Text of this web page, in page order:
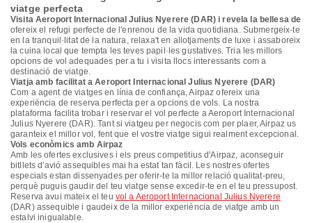
viatge perfecta
Visita Aeroport Internacional Julius Nyerere (DAR) i revela la bellesa de
ofereix el refugi perfecte de l'enrenou de la vida quotidiana. Submergeix-te
en la tranquil·litat de la natura, relaxa't en allotjaments de luxe i assaboreix
la cuina local que tempta les teves papil·les gustatives. Tria les millors
opcions de vol adequades per a tu i visita llocs interessants com a
destinació de viatge.
Viatja amb facilitat a Aeroport Internacional Julius Nyerere (DAR)
Com a agent de viatges en línia de confiança, Airpaz ofereix una
experiència de reserva perfecta per a opcions de vols. La nostra
plataforma facilita trobar i reservar el vol perfecte a Aeroport Internacional
Julius Nyerere (DAR). Tant si viatgeu per negocis com per plaer, Airpaz us
garanteix el millor vol, fent que el vostre viatge sigui realment excepcional.
Vols econòmics amb Airpaz
Amb les ofertes exclusives i els preus competitius d'Airpaz, aconseguir
bitllets d'avió assequibles mai ha estat tan fàcil. Les nostres ofertes
especials estan dissenyades per oferir-te la millor relació qualitat-preu,
perquè puguis gaudir del teu viatge sense excedir-te en el teu pressupost.
Reserva avui mateix el teu vol a Aeroport Internacional Julius Nyerere
(DAR) assequible i gaudeix de la millor experiència de viatge amb un
estalvi inigualable.